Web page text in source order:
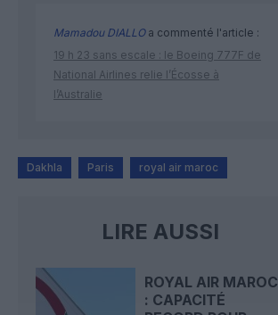
Mamadou DIALLOa commenté l'article :
19 h 23 sans escale : le Boeing 777F de
National Airlines relie l’Écosse à
l’Australie
Dakhla Paris royal air maroc
LIRE AUSSI
ROYAL AIR MAROC
: CAPACITÉ